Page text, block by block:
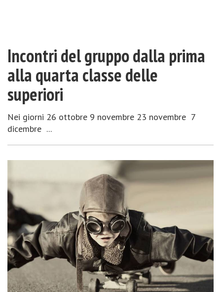
Incontri del gruppo dalla prima
alla quarta classe delle
superiori
Nei giorni 26 ottobre 9 novembre 23 novembre 7
dicembre ...